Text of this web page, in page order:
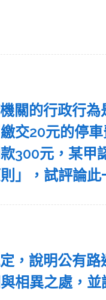
關的行政行
交20元的停
300元，某甲
」，試評論此
，說明公有
相異之處，